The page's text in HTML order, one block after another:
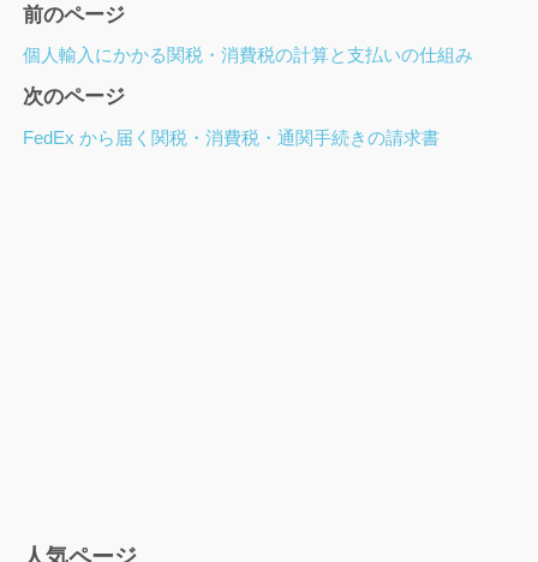
ペ
ー
ジ
ナ
ビ
前のページ
個人輸入にかかる関税・消費税の計算と支払いの仕組み
次のページ
FedEx から届く関税・消費税・通関手続きの請求書
人気ページ